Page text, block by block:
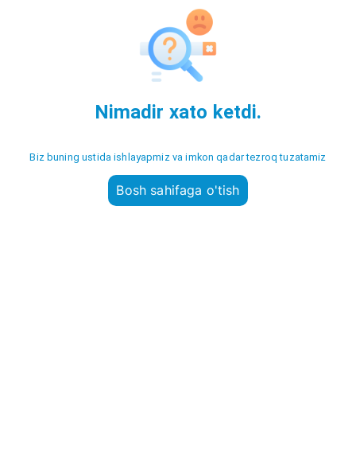
Nimadir xato ketdi.
Biz buning ustida ishlayapmiz va imkon qadar tezroq tuzatamiz
Bosh sahifaga o'tish